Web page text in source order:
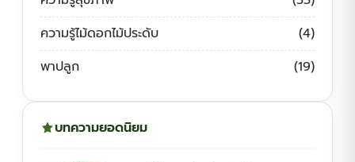
ความรู้ไม้ดอกไม้ประดับ
(4)
พาปลูก
(19)
บทความยอดนิยม